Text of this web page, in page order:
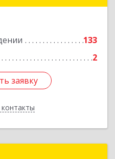
133
2
заявку
заявку